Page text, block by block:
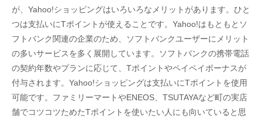
が、Yahoo!ショッピングはいろいろなメリットがあります。ひと
つは支払いにTポイントが使えることです。Yahoo!はもともとソ
フトバンク関連の企業のため、ソフトバンクユーザーにメリット
の多いサービスを多く展開しています。ソフトバンクの携帯電話
の契約年数やプランに応じて、Tポイントやペイペイボーナスが
付与されます。Yahoo!ショッピングは支払いにTポイントを使用
可能です。ファミリーマートやENEOS、TSUTAYAなど町の実店
舗でコツコツためたTポイントを使いたい人にも向いていると思